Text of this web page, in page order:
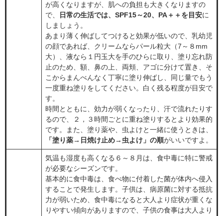
が高くなりますが、肌への負担も大きくなりますの
で、
日常の生活では、SPF15～20、PA＋＋を目安に
しましょう。
あまり薄く伸ばしてつけると効果が低いので、乳幼児
の顔であれば、クリームならパール粒大（7～８mm
大）、液なら１円玉大を手のひらに取り、塗り忘れ防
止のため、額、鼻の上、両頬、アゴに分けて置き、そ
こからまんべんなく丁寧に塗り伸ばし、同じ量でもう
一度重ね塗りをしてください。白く残る程度が目安で
す。
時間とともに、効力が弱くなったり、汗で流れたりす
るので、２，３時間ごとに重ね塗りするとより効果的
です。また、塗り薬や、虫よけと一緒に使うときは、
「塗り薬→日焼け止め→虫よけ」の順がいいですよ。
気温も湿度も高くなる６～８月は、食中毒に特に警戒
が必要なシーズンです。
基本的に食中毒は、食べ物に付着した菌が体内へ侵入
することで発生します。子供は、病原菌に対する抵抗
力が弱いため、食中毒になると大人より症状が重くな
りやすい傾向がありますので、子供の食事は大人より